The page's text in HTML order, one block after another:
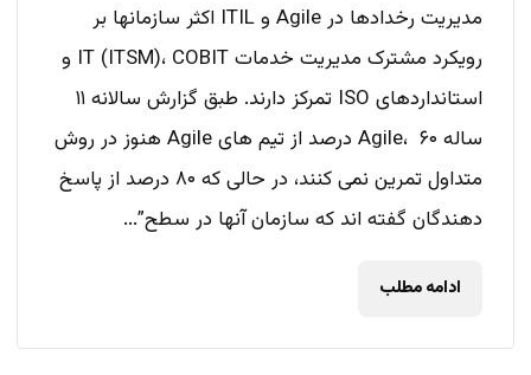
مدیریت رخدادها در Agile و ITIL اکثر سازمانها بر
رویکرد مشترک مدیریت خدمات IT (ITSM)، COBIT و
استانداردهای ISO تمرکز دارند. طبق گزارش سالانه ۱۱
ساله Agile، ۶۰ درصد از تیم های Agile هنوز در روش
متداول تمرین نمی کنند، در حالی که ۸۰ درصد از پاسخ
دهندگان گفته اند که سازمان آنها در سطح”...
ادامه مطلب